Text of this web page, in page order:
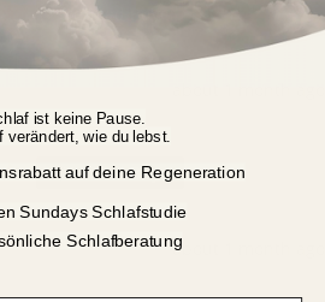
Verified Buyer
Verified Buyer
about 1 month ago
ist keine Pause.
verändert, wie du lebst.
auf deine Regeneration
Sundays Schlafstudie
Schlafberatung